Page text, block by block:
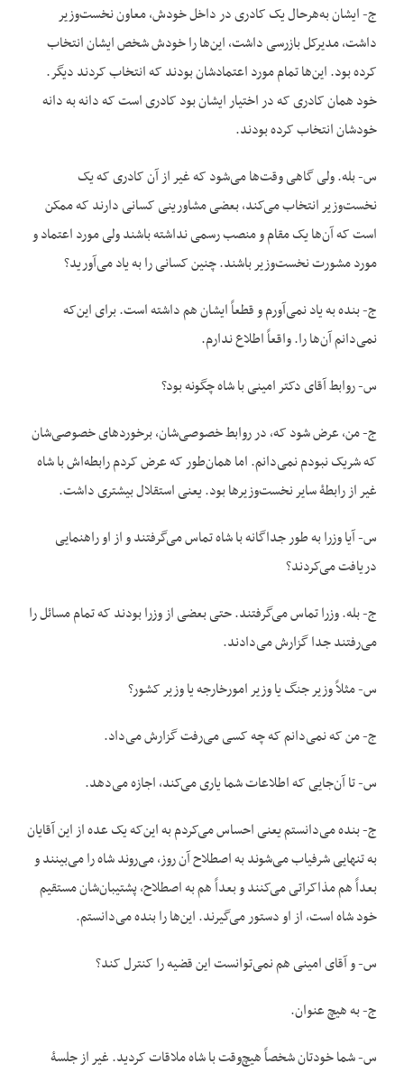
ج- ایشان به‌هرحال یک کادری در داخل خودش، معاون نخست‌وزیر
داشت، مدیرکل بازرسی داشت، این‌ها را خودش شخص ایشان انتخاب
کرده بود. این‌ها تمام مورد اعتمادشان بودند که انتخاب کردند دیگر.
خود همان کادری که در اختیار ایشان بود کادری است که دانه به دانه
خودشان انتخاب کرده بودند.
س- بله. ولی گاهی وقت‌ها می‌شود که غیر از آن کادری که یک
نخست‌وزیر انتخاب می‌کند، بعضی مشاورینی کسانی دارند که ممکن
است که آن‌ها یک مقام و منصب رسمی نداشته باشند ولی مورد اعتماد و
مورد مشورت نخست‌وزیر باشند. چنین کسانی را به یاد می‌آورید؟
ج- بنده به یاد نمی‌آورم و قطعاً ایشان هم داشته است. برای این‌که
نمی‌دانم آن‌ها را. واقعاً اطلاع ندارم.
س- روابط آقای دکتر امینی با شاه چگونه بود؟
ج- من، عرض شود که، در روابط خصوصی‌شان، برخوردهای خصوصی‌شان
که شریک نبودم نمی‌دانم. اما همان‌طور که عرض کردم رابطه‌اش با شاه
غیر از رابطۀ سایر نخست‌وزیر‌ها بود. یعنی استقلال بیشتری داشت.
س- آیا وزرا به طور جداگانه با شاه تماس می‌گرفتند و از او راهنمایی
دریافت می‌کردند؟
ج- بله. وزرا تماس می‌گرفتند. حتی بعضی از وزرا بودند که تمام مسائل را
می‌رفتند جدا گزارش می‌دادند.
س- مثلاً وزیر جنگ یا وزیر امورخارجه یا وزیر کشور؟
ج- من که نمی‌دانم که چه کسی می‌رفت گزارش می‌داد.
س- تا آن‌جایی که اطلاعات شما یاری می‌کند، اجازه می‌دهد.
ج- بنده می‌دانستم یعنی احساس می‌کردم به این‌که یک عده از این آقایان
به تنهایی شرفیاب می‌شوند به اصطلاح آن روز، می‌روند شاه را می‌بینند و
بعداً هم مذاکراتی می‌کنند و بعداً هم به اصطلاح، پشتیبان‌شان مستقیم
خود شاه است، از او دستور می‌گیرند. این‌ها را بنده می‌دانستم.
س- و آقای امینی هم نمی‌توانست این قضیه را کنترل کند؟
ج- به هیچ عنوان.
س- شما خودتان شخصاً هیچ‌وقت با شاه ملاقات کردید. غیر از جلسۀ